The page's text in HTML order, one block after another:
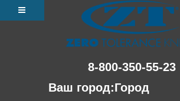
8-800-350-55-23
Ваш город:Город